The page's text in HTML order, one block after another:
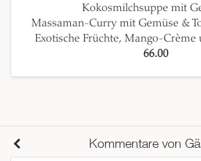
Kokosmilchsuppe mit
Massaman-Curry mit Gemüse &
Exotische Früchte, Mango-Crème
66.00
Kommentare von